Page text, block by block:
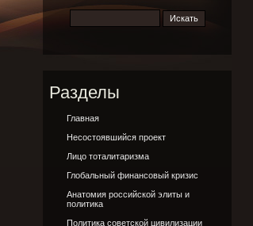
Разделы
Главная
Несостоявшийся проект
Лицо тоталитаризма
Глобальный финансовый кризис
Анатомия российской элиты и
политика
Политика советской цивилизации